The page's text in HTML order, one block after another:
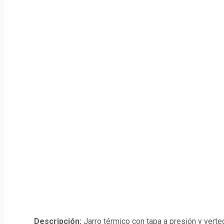
Descripción: Jarro térmico con tapa a presión y